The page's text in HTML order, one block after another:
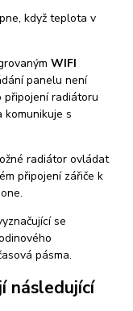
když teplota v
WIFI
panelu není
připojení radiátoru
s
radiátor ovládat
připojení zářiče k
se
pásma.
následující